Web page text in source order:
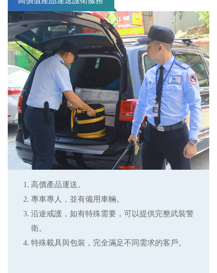
高價產品運送。
專車專人，並有備用車輛。
沿途戒護，如有特殊需要，可以提供完整武裝警
衛。
特殊載具與包裝，完全滿足不同需求的客戶。